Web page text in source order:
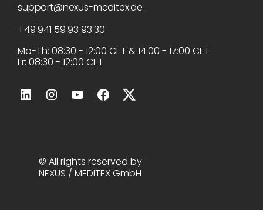
support@nexus-meditex.de
+49 941 59 93 93 30
Mo-Th: 08:30 - 12:00 CET & 14:00 - 17:00 CET
Fr: 08:30 - 12:00 CET
© All rights reserved by
NEXUS / MEDITEX GmbH